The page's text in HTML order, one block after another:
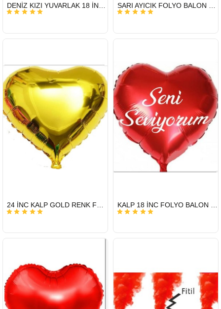
HIZLI
GÖNDERİ
GÖNDERİ
HIZLI
GÖNDERİ
GÖNDERİ